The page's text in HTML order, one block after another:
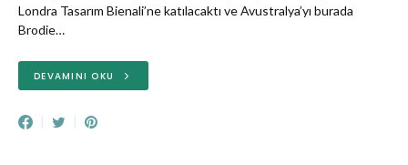
Londra Tasarım Bienali’ne katılacaktı ve Avustralya’yı burada
Brodie…
DEVAMINI OKU